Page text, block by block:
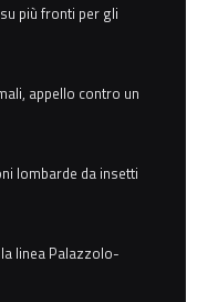
più fronti per gli
appello contro un
lombarde da insetti
linea Palazzolo-